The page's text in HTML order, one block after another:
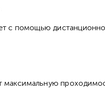
с помощью